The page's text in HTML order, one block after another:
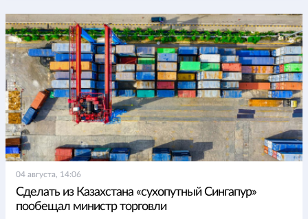
04 августа, 14:06
Сделать из Казахстана «сухопутный Сингапур»
пообещал министр торговли